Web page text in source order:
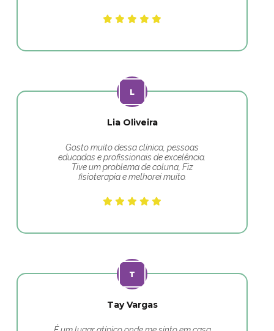
Lia Oliveira
Gosto muito dessa clínica, pessoas
educadas e profissionais de excelência.
Tive um problema de coluna, Fiz
fisioterapia e melhorei muito.
Tay Vargas